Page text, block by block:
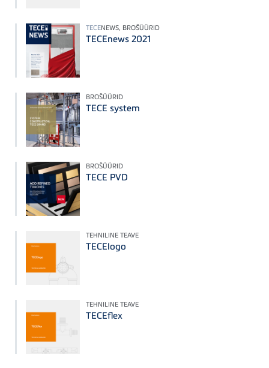
TECENEWS, BROŠÜÜRID
TECEnews 2021
BROŠÜÜRID
TECE system
BROŠÜÜRID
TECE PVD
TEHNILINE TEAVE
TECElogo
TEHNILINE TEAVE
TECEflex